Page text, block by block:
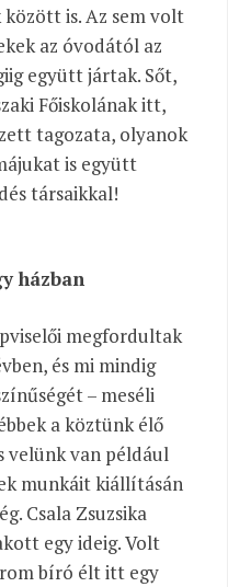
között is. Az sem volt
az óvodától az
együtt jártak. Sőt,
Főiskolának itt,
tagozata, olyanok
is együtt
társaikkal!
házban
megfordultak
és mi mindig
– meséli
a köztünk élő
velünk van például
munkáit kiállításán
Csala Zsuzsika
egy ideig. Volt
bíró élt itt egy